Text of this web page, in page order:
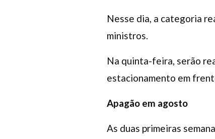
Nesse dia, a categoria
ministros.
Na quinta-feira, serão
estacionamento em
Apagão em agosto
As duas primeiras